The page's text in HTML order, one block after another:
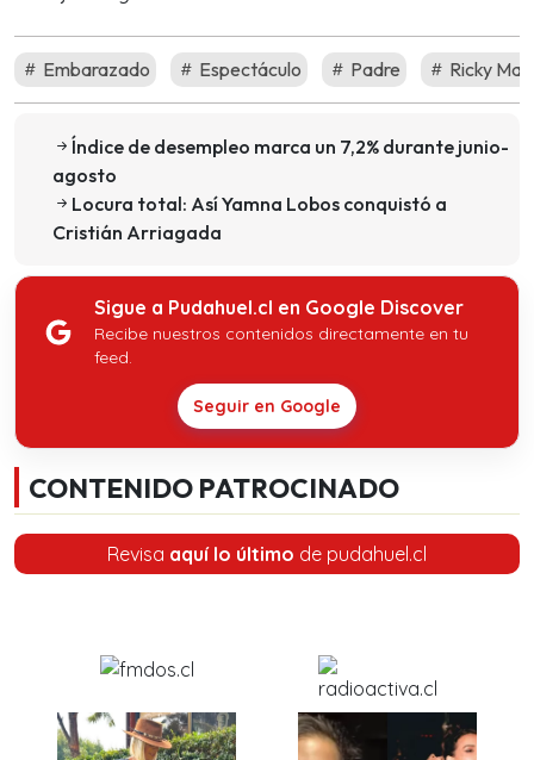
Embarazado Espectáculo Padre Ricky
Índice de desempleo marca un 7,2% durante junio-
agosto
Locura total: Así Yamna Lobos conquistó a
Cristián Arriagada
Sigue a Pudahuel.cl en Google Discover
Recibe nuestros contenidos directamente en tu
feed.
Seguir en Google
CONTENIDO PATROCINADO
Revisa aquí lo último de pudahuel.cl